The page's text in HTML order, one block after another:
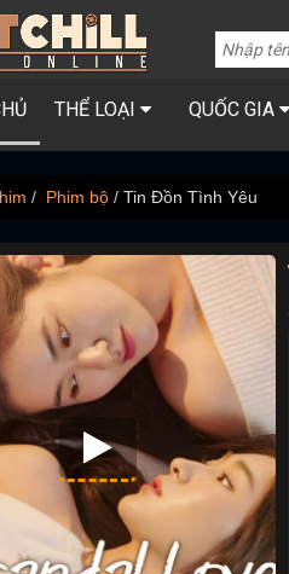
THỂ LOẠI QUỐC GIA
Phim bộ Tin Đồn Tình Yêu